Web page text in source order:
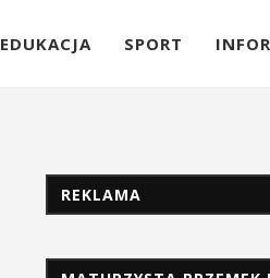
EDUKACJA SPORT
REKLAMA